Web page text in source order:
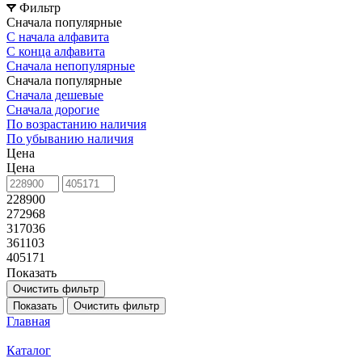
Фильтр
Сначала популярные
С начала алфавита
С конца алфавита
Сначала непопулярные
Сначала популярные
Сначала дешевые
Сначала дорогие
По возрастанию наличия
По убыванию наличия
Цена
Цена
228900
272968
317036
361103
405171
Показать
Очистить фильтр
Показать
Очистить фильтр
Главная
Каталог